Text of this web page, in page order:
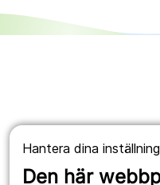
Hantera dina
Den här